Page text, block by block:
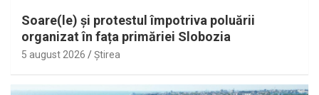
Soare(le) și protestul împotriva poluării
organizat în fața primăriei Slobozia
5 august 2026 Ştirea